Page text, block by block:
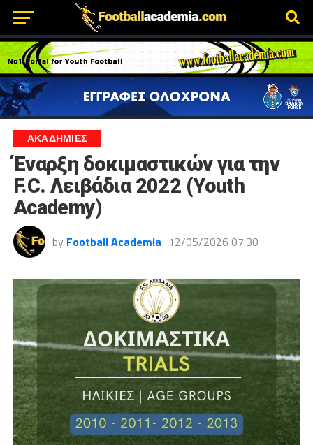
ΑΚΑΔΗΜΙΕΣ
Έναρξη δοκιμαστικών για την
F.C. Λειβάδια 2022 (Youth
Academy)
by Football Academia 12/05/2026 07:30